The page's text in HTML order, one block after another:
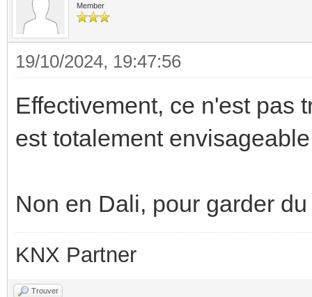
Member
19/10/2024, 19:47:56
Effectivement, ce n'est pas
est totalement
Non en Dali, pour garder
KNX Partner
Trouver